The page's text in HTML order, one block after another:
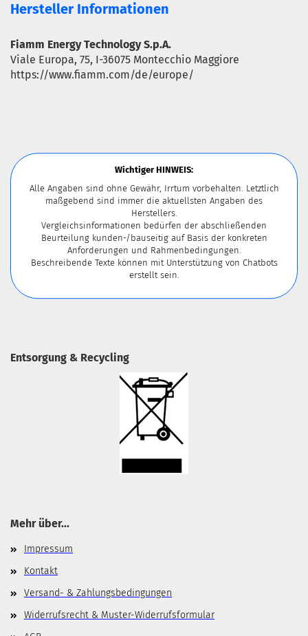
Hersteller Informationen
Fiamm Energy Technology S.p.A.
Viale Europa, 75, I-36075 Montecchio Maggiore
https://www.fiamm.com/de/europe/
Wichtiger HINWEIS:
Alle Angaben sind ohne Gewähr, Irrtum vorbehalten. Letztlich
maßgebend sind immer die aktuellsten Angaben des
Herstellers.
Vergleichsinformationen bedürfen der abschließenden
Beurteilung kunden-/bauseitig auf Basis der konkreten
Anforderungen und Rahmenbedingungen.
Beschreibende Texte können mit Unterstützung von Chatbots
erstellt sein.
Entsorgung & Recycling
Mehr über...
Impressum
Kontakt
Versand- & Zahlungsbedingungen
Widerrufsrecht & Muster-Widerrufsformular